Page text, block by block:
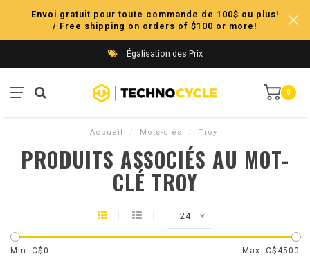
Envoi gratuit pour toute commande de 100$ ou plus!
/ Free shipping on orders of $100 or more!
Égalisation des Prix
0
Accueil / Mots-clés / Troy
PRODUITS ASSOCIÉS AU MOT-
CLÉ TROY
24
Min: C$0 Max: C$ 4500